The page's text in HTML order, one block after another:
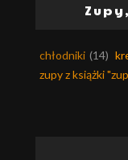
chłodniki (14)
zupy z książki